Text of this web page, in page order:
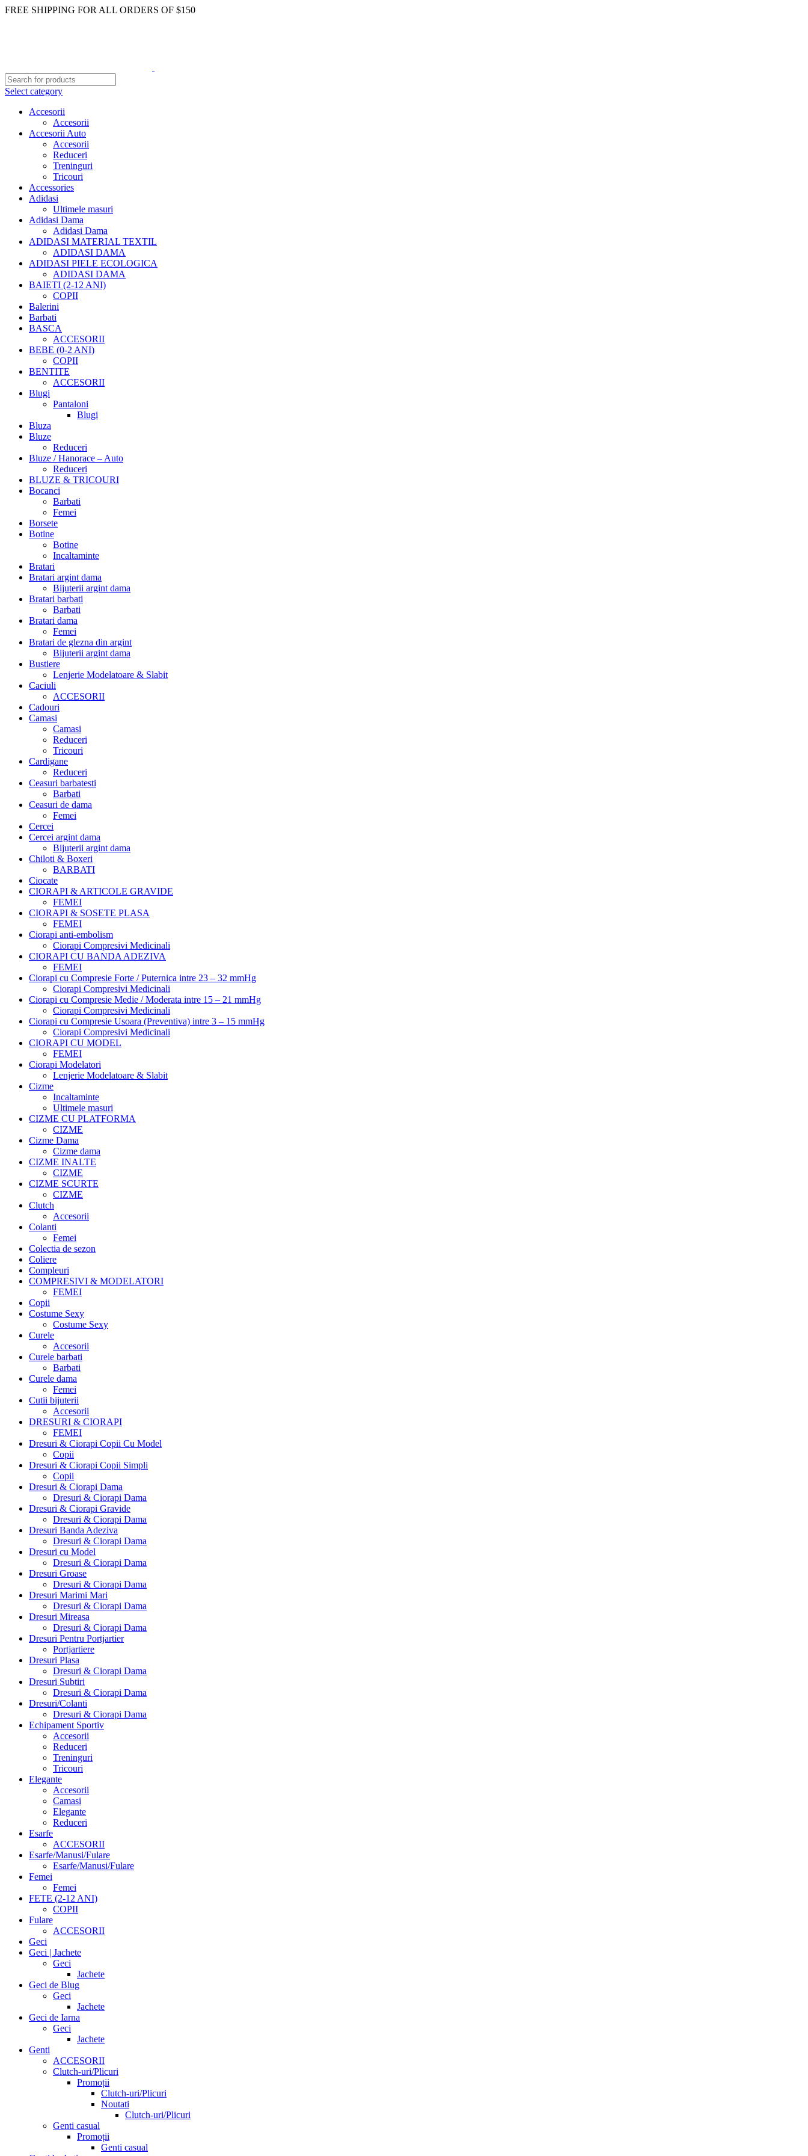
FREE SHIPPING FOR ALL ORDERS OF $150
Select category
Accesorii
Accesorii
Accesorii Auto
Accesorii
Reduceri
Treninguri
Tricouri
Accessories
Adidasi
Ultimele masuri
Adidasi Dama
Adidasi Dama
ADIDASI MATERIAL TEXTIL
ADIDASI DAMA
ADIDASI PIELE ECOLOGICA
ADIDASI DAMA
BAIETI (2-12 ANI)
COPII
Balerini
Barbati
BASCA
ACCESORII
BEBE (0-2 ANI)
COPII
BENTITE
ACCESORII
Blugi
Pantaloni
Blugi
Bluza
Bluze
Reduceri
Bluze / Hanorace – Auto
Reduceri
BLUZE & TRICOURI
Bocanci
Barbati
Femei
Borsete
Botine
Botine
Incaltaminte
Bratari
Bratari argint dama
Bijuterii argint dama
Bratari barbati
Barbati
Bratari dama
Femei
Bratari de glezna din argint
Bijuterii argint dama
Bustiere
Lenjerie Modelatoare & Slabit
Caciuli
ACCESORII
Cadouri
Camasi
Camasi
Reduceri
Tricouri
Cardigane
Reduceri
Ceasuri barbatesti
Barbati
Ceasuri de dama
Femei
Cercei
Cercei argint dama
Bijuterii argint dama
Chiloti & Boxeri
BARBATI
Ciocate
CIORAPI & ARTICOLE GRAVIDE
FEMEI
CIORAPI & SOSETE PLASA
FEMEI
Ciorapi anti-embolism
Ciorapi Compresivi Medicinali
CIORAPI CU BANDA ADEZIVA
FEMEI
Ciorapi cu Compresie Forte / Puternica intre 23 – 32 mmHg
Ciorapi Compresivi Medicinali
Ciorapi cu Compresie Medie / Moderata intre 15 – 21 mmHg
Ciorapi Compresivi Medicinali
Ciorapi cu Compresie Usoara (Preventiva) intre 3 – 15 mmHg
Ciorapi Compresivi Medicinali
CIORAPI CU MODEL
FEMEI
Ciorapi Modelatori
Lenjerie Modelatoare & Slabit
Cizme
Incaltaminte
Ultimele masuri
CIZME CU PLATFORMA
CIZME
Cizme Dama
Cizme dama
CIZME INALTE
CIZME
CIZME SCURTE
CIZME
Clutch
Accesorii
Colanti
Femei
Colectia de sezon
Coliere
Compleuri
COMPRESIVI & MODELATORI
FEMEI
Copii
Costume Sexy
Costume Sexy
Curele
Accesorii
Curele barbati
Barbati
Curele dama
Femei
Cutii bijuterii
Accesorii
DRESURI & CIORAPI
FEMEI
Dresuri & Ciorapi Copii Cu Model
Copii
Dresuri & Ciorapi Copii Simpli
Copii
Dresuri & Ciorapi Dama
Dresuri & Ciorapi Dama
Dresuri & Ciorapi Gravide
Dresuri & Ciorapi Dama
Dresuri Banda Adeziva
Dresuri & Ciorapi Dama
Dresuri cu Model
Dresuri & Ciorapi Dama
Dresuri Groase
Dresuri & Ciorapi Dama
Dresuri Marimi Mari
Dresuri & Ciorapi Dama
Dresuri Mireasa
Dresuri & Ciorapi Dama
Dresuri Pentru Portjartier
Portjartiere
Dresuri Plasa
Dresuri & Ciorapi Dama
Dresuri Subtiri
Dresuri & Ciorapi Dama
Dresuri/Colanti
Dresuri & Ciorapi Dama
Echipament Sportiv
Accesorii
Reduceri
Treninguri
Tricouri
Elegante
Accesorii
Camasi
Elegante
Reduceri
Esarfe
ACCESORII
Esarfe/Manusi/Fulare
Esarfe/Manusi/Fulare
Femei
Femei
FETE (2-12 ANI)
COPII
Fulare
ACCESORII
Geci
Geci | Jachete
Geci
Jachete
Geci de Blug
Geci
Jachete
Geci de Iarna
Geci
Jachete
Genti
ACCESORII
Clutch-uri/Plicuri
Promoții
Clutch-uri/Plicuri
Noutati
Clutch-uri/Plicuri
Genti casual
Promoții
Genti casual